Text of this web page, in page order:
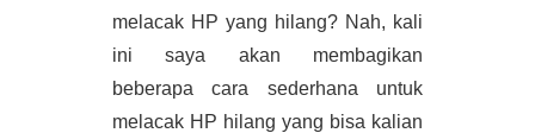
melacak HP yang hilang? Nah, kali
ini saya akan membagikan
beberapa cara sederhana untuk
melacak HP hilang yang bisa kalian